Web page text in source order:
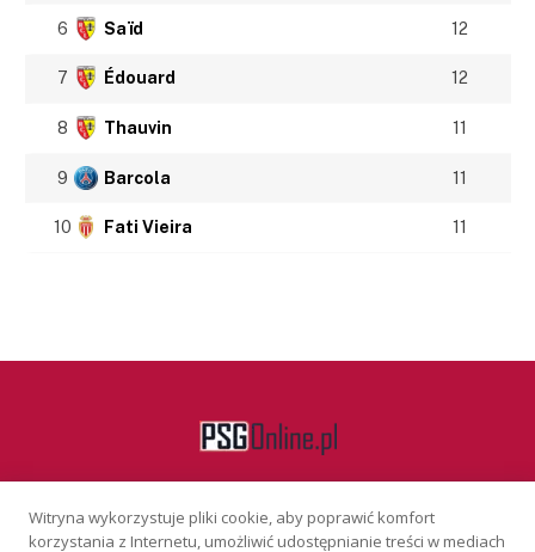
6 Saïd 12
7 Édouard 12
8 Thauvin 11
9 Barcola 11
10 Fati Vieira 11
Facebook
Witryna wykorzystuje pliki cookie, aby poprawić komfort
korzystania z Internetu, umożliwić udostępnianie treści w mediach